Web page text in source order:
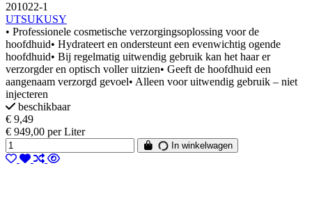
201022-1
UTSUKUSY
• Professionele cosmetische verzorgingsoplossing voor de
hoofdhuid• Hydrateert en ondersteunt een evenwichtig ogende
hoofdhuid• Bij regelmatig uitwendig gebruik kan het haar er
verzorgder en optisch voller uitzien• Geeft de hoofdhuid een
aangenaam verzorgd gevoel• Alleen voor uitwendig gebruik – niet
injecteren
beschikbaar
€ 9,49
€ 949,00 per Liter
In winkelwagen